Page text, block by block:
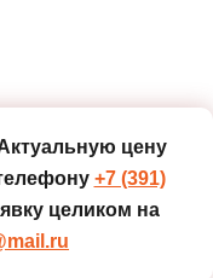
цену
+7 (391)
целиком на